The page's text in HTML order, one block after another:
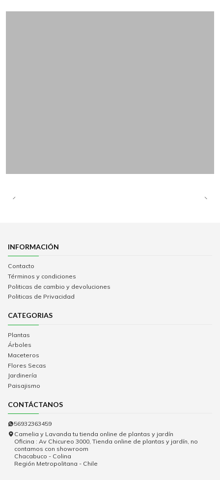
INFORMACIÓN
Contacto
Términos y condiciones
Politicas de cambio y devoluciones
Politicas de Privacidad
CATEGORIAS
Plantas
Árboles
Maceteros
Flores Secas
Jardinería
Paisajismo
CONTÁCTANOS
56932363459
Camelia y Lavanda tu tienda online de plantas y jardín
Oficina : Av Chicureo 3000, Tienda online de plantas y jardín, no
contamos con showroom
Chacabuco - Colina
Región Metropolitana - Chile